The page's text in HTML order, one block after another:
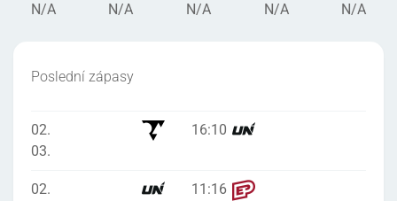
N/A N/A N/A N/A N/A
Poslední zápasy
02.
03.
16:10
02.
11 :16